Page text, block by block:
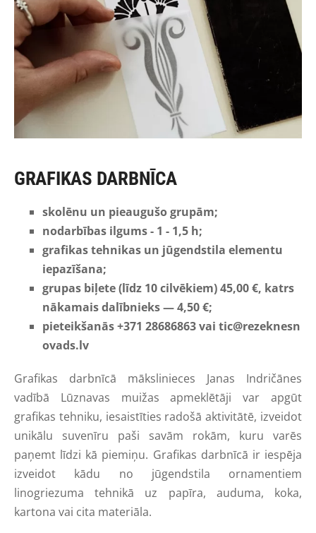
GRAFIKAS DARBNĪCA
skolēnu un pieaugušo grupām;
nodarbības ilgums - 1 - 1,5 h;
grafikas tehnikas un jūgendstila elementu
iepazīšana;
grupas biļete (līdz 10 cilvēkiem) 45,00 €, katrs
nākamais dalībnieks—4,50 €;
pieteikšanās+371 28686863vai tic@rezeknesn
ovads.lv
Grafikas darbnīcā mākslinieces Janas Indričānes
vadībā Lūznavas muižas apmeklētāji var apgūt
grafikas tehniku, iesaistīties radošā aktivitātē, izveidot
unikālu suvenīru paši savām rokām, kuru varēs
paņemt līdzi kā piemiņu. Grafikas darbnīcā ir iespēja
izveidot kādu no jūgendstila ornamentiem
linogriezuma tehnikā uz papīra, auduma, koka,
kartona vai cita materiāla.